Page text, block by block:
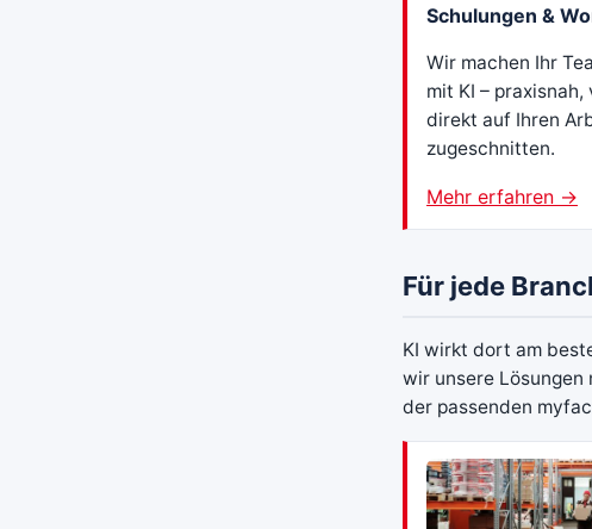
Schulungen &
Wir machen Ihr
mit KI –
direkt auf Ihren
zugeschnitten.
Mehr erfahren →
Für jede
KI wirkt dort am
wir unsere
der passenden